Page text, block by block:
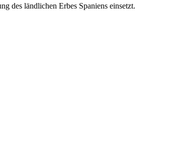
des ländlichen Erbes Spaniens einsetzt.